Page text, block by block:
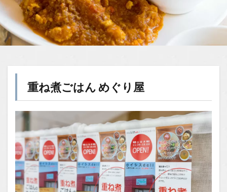
重ね煮ごはん めぐり屋